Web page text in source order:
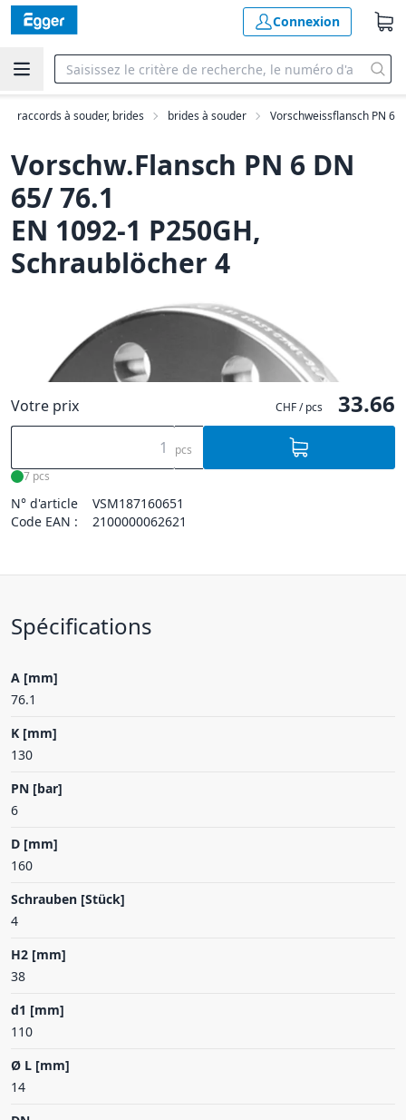
Connexion
raccords à souder, brides brides à souder Vorschweissflansch PN 6
Vorschw.Flansch PN 6 DN
65/ 76.1
EN 1092-1 P250GH,
Schraublöcher 4
Votre prix CHF / pcs 33.66
pcs
7 pcs
N° d'article
VSM187160651
Code EAN :
2100000062621
Spécifications
A [mm]
76.1
K [mm]
130
PN [bar]
6
D [mm]
160
Schrauben [Stück]
4
H2 [mm]
38
d1 [mm]
110
Ø L [mm]
14